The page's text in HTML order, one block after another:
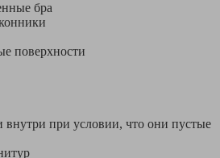
бра
поверхности
при условии, что они пустые